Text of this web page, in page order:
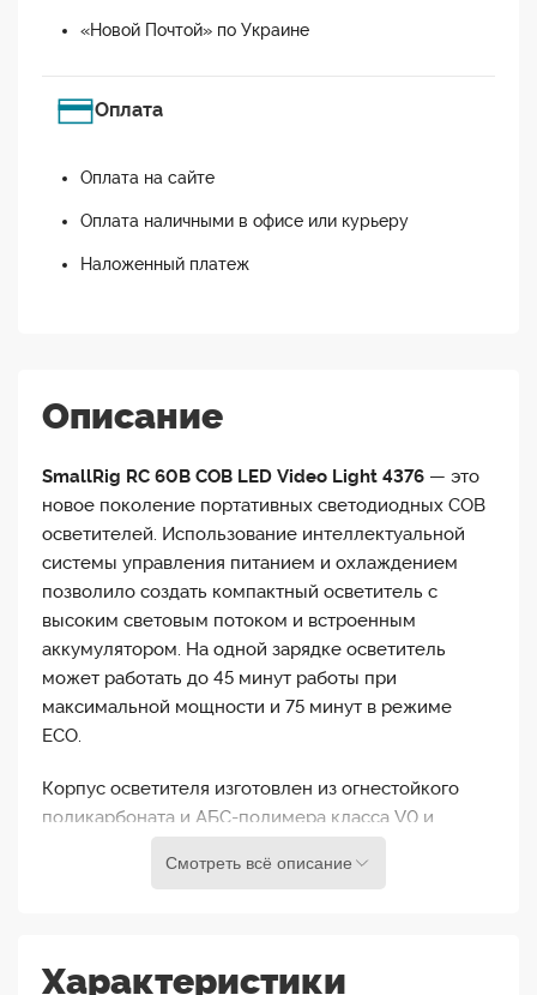
«Новой Почтой» по Украине
Оплата
Оплата на сайте
Оплата наличными в офисе или курьеру
Наложенный платеж
Описание
SmallRig RC 60B COB LED Video Light 4376 — это
новое поколение портативных светодиодных СОВ
осветителей. Использование интеллектуальной
системы управления питанием и охлаждением
позволило создать компактный осветитель с
высоким световым потоком и встроенным
аккумулятором. На одной зарядке осветитель
может работать до 45 минут работы при
максимальной мощности и 75 минут в режиме
ECO.
Корпус осветителя изготовлен из огнестойкого
поликарбоната и АБС-полимера класса V0 и
обеспечивает надежную эксплуатацию в течение
осветителя 650 гр.), что делает его оптимальным
Смотреть всё описание
Характеристики